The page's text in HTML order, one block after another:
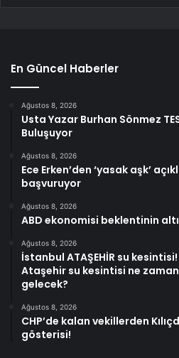
En Güncel Haberler
Ağustos 8, 2026
Usta Yazar Burhan Sönmez
Buluşuyor
Ağustos 8, 2026
Ece Erken’den ‘yasak aşk’
başvuruyor
Ağustos 8, 2026
ABD ekonomisi beklentinin
Ağustos 8, 2026
İstanbul ATAŞEHİR su
Ataşehir su kesintisi ne
gelecek?
Ağustos 8, 2026
CHP’de kalan vekillerden
gösterisi!